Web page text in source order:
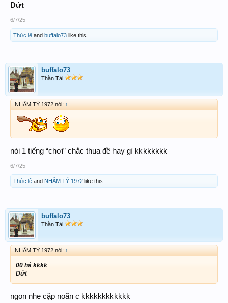
Dứt
6/7/25
Thức lê and buffalo73 like this.
buffalo73
Thần Tài
NHÂM TÝ 1972 nói: ↑
nói 1 tiếng “chơi” chắc thua đề hay gì kkkkkkkk
6/7/25
Thức lê and NHÂM TÝ 1972 like this.
buffalo73
Thần Tài
NHÂM TÝ 1972 nói: ↑
00 hả kkkk
Dứt
ngon nhe cặp noãn c kkkkkkkkkkkk